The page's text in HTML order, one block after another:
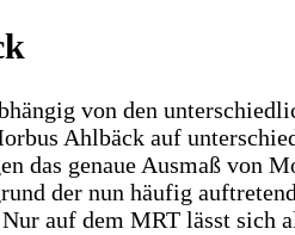
von den
Ahlbäck auf
das genaue Ausmaß von
der nun häufig
auf dem MRT lässt sich